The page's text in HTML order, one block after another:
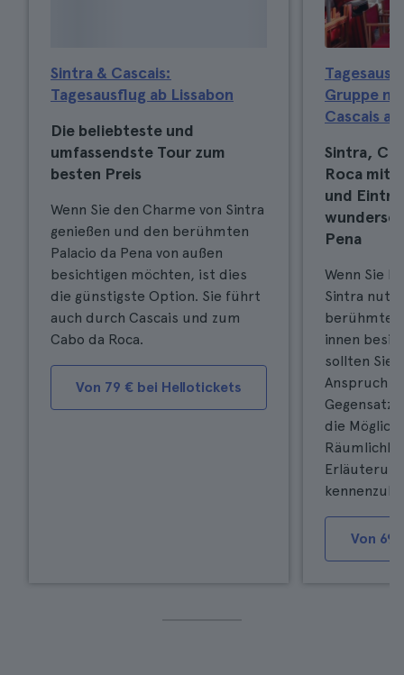
Sintra & Cascais:
Tagesausflug ab Lissabon
Die beliebteste und
umfassendste Tour zum
besten Preis
Wenn Sie den Charme von Sintra
genießen und den berühmten
Palacio da Pena von außen
besichtigen möchten, ist dies
die günstigste Option. Sie führt
auch durch Cascais und zum
Cabo da Roca.
Von 79 € bei Hellotickets
Gruppe
Cascais
Sintra,
Roca mit
und
Pena
Wenn Sie
Sintra
innen
sollten Sie
Anspruch
Gegensatz
die
Von 69